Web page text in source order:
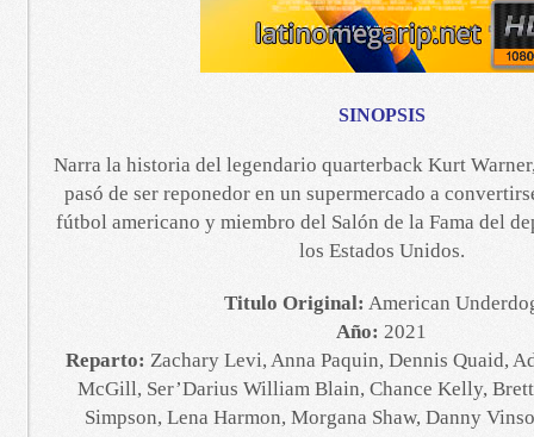
SINOPSIS
Narra la historia del legendario quarterback Kurt
pasó de ser reponedor en un supermercado a
fútbol americano y miembro del Salón de la Fama del
los Estados Unidos.
Titulo Original: American
Año: 2021
Reparto: Zachary Levi, Anna Paquin, Dennis Quaid,
McGill, Ser’Darius William Blain, Chance Kelly,
Simpson, Lena Harmon, Morgana Shaw, Danny